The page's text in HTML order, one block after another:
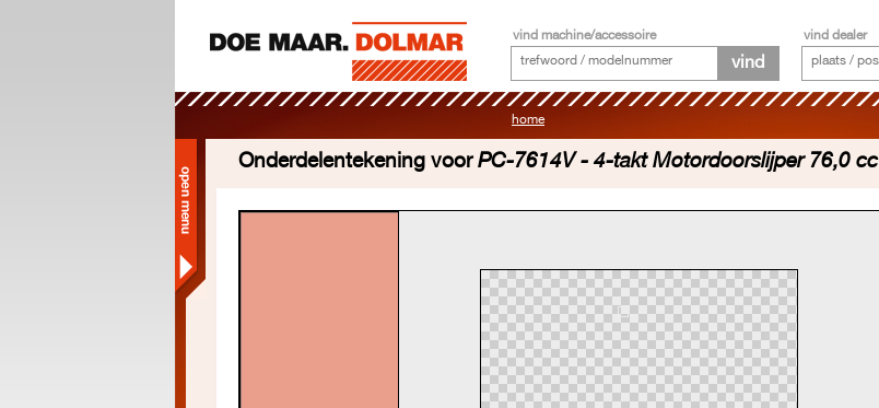
vind machine/accessoire
vind
vind dealer
home
Onderdelentekening voor PC-7614V - 4-takt Motordoorslijper 76,0 cc